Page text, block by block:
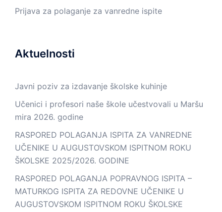
Prijava za polaganje za vanredne ispite
Aktuelnosti
Javni poziv za izdavanje školske kuhinje
Učenici i profesori naše škole učestvovali u Maršu
mira 2026. godine
RASPORED POLAGANJA ISPITA ZA VANREDNE
UČENIKE U AUGUSTOVSKOM ISPITNOM ROKU
ŠKOLSKE 2025/2026. GODINE
RASPORED POLAGANJA POPRAVNOG ISPITA –
MATURKOG ISPITA ZA REDOVNE UČENIKE U
AUGUSTOVSKOM ISPITNOM ROKU ŠKOLSKE